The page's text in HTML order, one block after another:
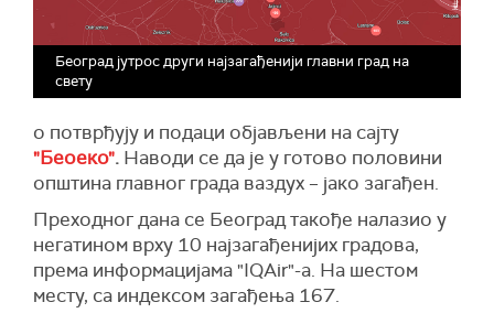
Београд јутрос други најзагађенији главни град на
свету
о потврђују и подаци објављени на сајту
"Беоеко". Наводи се да је у готово половини
општина главног града ваздух – јако загађен.
Преходног дана се Београд такође налазио у
негатином врху 10 најзагађенијих градова,
према информацијама "IQAir"-a. На шестом
месту, са индексом загађења 167.